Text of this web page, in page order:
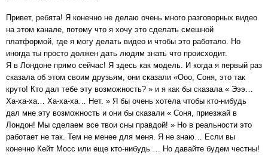
Привет, ребята! Я конечно не делаю очень много разговорных видео
на этом канале, потому что я хочу это сделать смешной
платформой, где я могу делать видео и чтобы это работало. Но
иногда ты просто должен дать людям знать что происходит.
Я в Лондоне прямо сейчас! Я здесь как модель. И когда я первый раз
сказала об этом своим друзьям, они сказали «Ооо, Соня, это так
круто! Кто дал тебе эту возможность? » и я как бы сказала « Эээ…
Ха-ха-ха… Ха-ха-ха… Нет. » Я бы очень хотела чтобы кто-нибудь
дал мне эту возможность и они бы сказали « Соня, приезжай в
Лондон! Мы сделаем все твои сны правдой! » Но в реальности это
работает не так. Тем не менее для меня. Я не знаю… Если вы
конечно Кейт Мосс или еще кто-нибудь … Но давайте будем честны!